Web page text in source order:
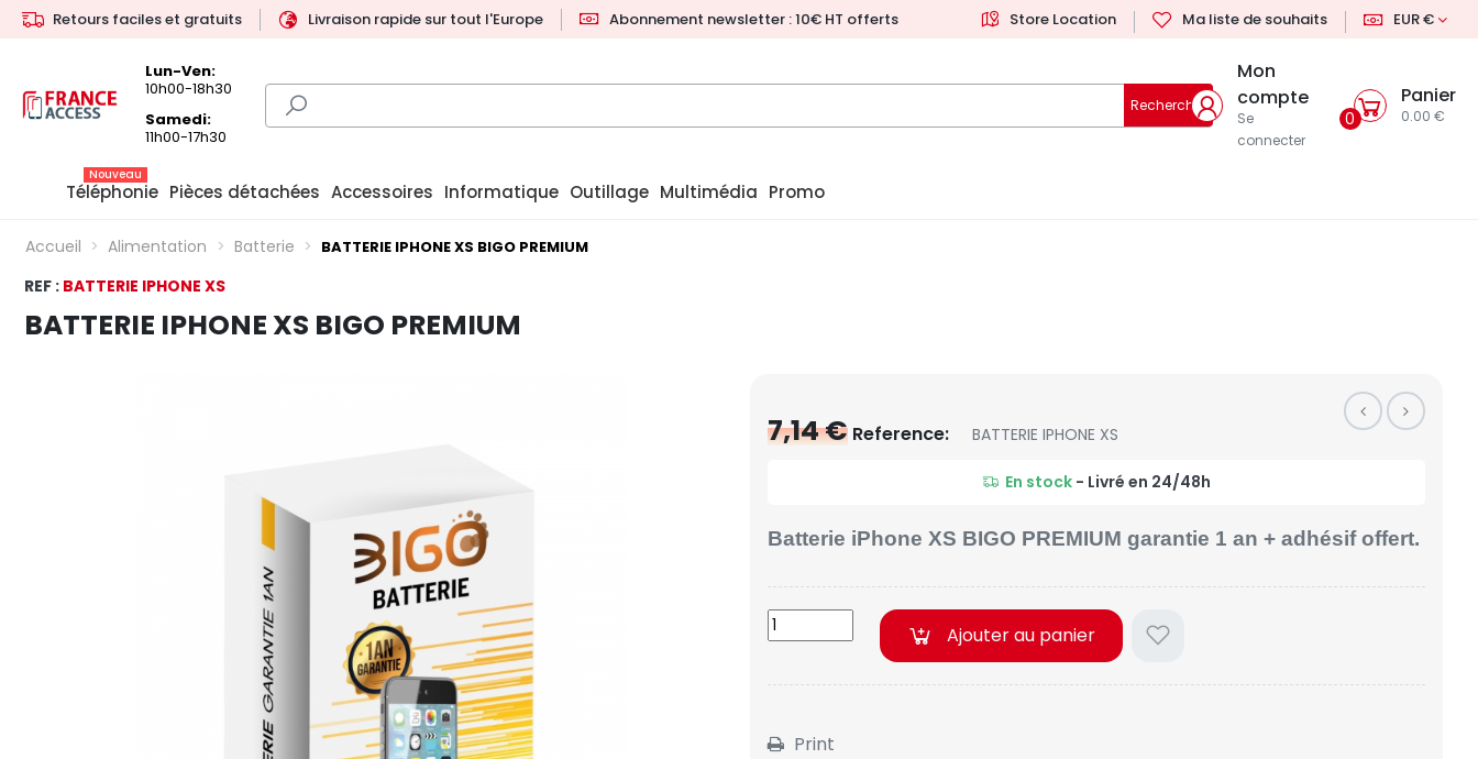
Retours faciles et gratuits Livraison rapide sur tout l'Europe Abonnement newsletter : 10€ HT offerts Store Location Ma liste de souhaits EUR €
Lun-Ven:
10h00-18h30
Samedi:
11h00-17h30
Rechercher
Mon
compte
Se
connecter
0
Panier
0.00 €
Téléphonie
Nouveau
Pièces détachées Accessoires Informatique Outillage Multimédia Promo
Accueil Alimentation Batterie BATTERIE IPHONE XS BIGO PREMIUM
REF : BATTERIE IPHONE XS
BATTERIE IPHONE XS BIGO PREMIUM
7,14 € Reference: BATTERIE IPHONE XS
En stock - Livré en 24/48h
Batterie iPhone XS BIGO PREMIUM garantie 1 an + adhésif offert.
Ajouter au panier
Print